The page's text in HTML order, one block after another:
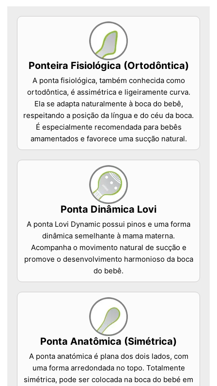
Ponteira Fisiológica (Ortodôntica)
A ponta fisiológica, também conhecida como
ortodôntica, é assimétrica e ligeiramente curva.
Ela se adapta naturalmente à boca do bebê,
respeitando a posição da língua e do céu da boca.
É especialmente recomendada para bebês
amamentados e favorece uma sucção natural.
Ponta Dinâmica Lovi
A ponta Lovi Dynamic possui pinos e uma forma
dinâmica semelhante à mama materna.
Acompanha o movimento natural de sucção e
promove o desenvolvimento harmonioso da boca
do bebê.
Ponta Anatômica (Simétrica)
A ponta anatómica é plana dos dois lados, com
uma forma arredondada no topo. Totalmente
simétrica, pode ser colocada na boca do bebé em